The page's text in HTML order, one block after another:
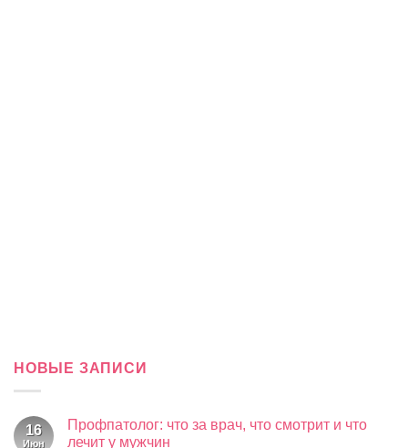
НОВЫЕ ЗАПИСИ
16
Июн
Профпатолог: что за врач, что смотрит и что
лечит у мужчин